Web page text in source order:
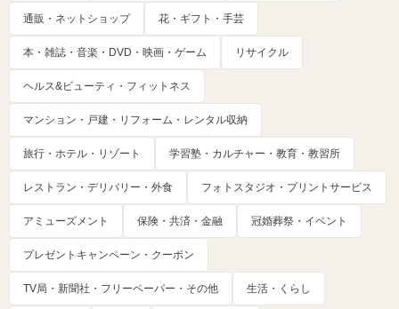
通販・ネットショップ 花・ギフト・手芸
本・雑誌・音楽・DVD・映画・ゲーム リサイクル
ヘルス&ビューティ・フィットネス
マンション・戸建・リフォーム・レンタル収納
旅行・ホテル・リゾート 学習塾・カルチャー・教育・教習所
レストラン・デリバリー・外食 フォトスタジオ・プリントサービス
アミューズメント 保険・共済・金融 冠婚葬祭・イベント
プレゼントキャンペーン・クーポン
TV局・新聞社・フリーペーパー・その他 生活・くらし